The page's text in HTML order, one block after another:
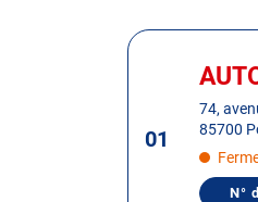
Appuyer
ENTRÉE
01
Centre
74,
85700
N°